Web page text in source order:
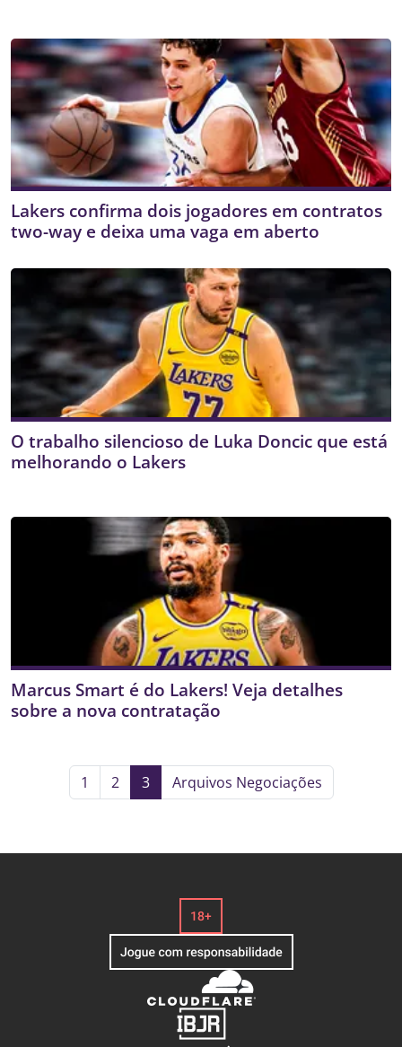
Lakers confirma dois jogadores em contratos
two-way e deixa uma vaga em aberto
O trabalho silencioso de Luka Doncic que está
melhorando o Lakers
Marcus Smart é do Lakers! Veja detalhes
sobre a nova contratação
1 2 3 Arquivos Negociações